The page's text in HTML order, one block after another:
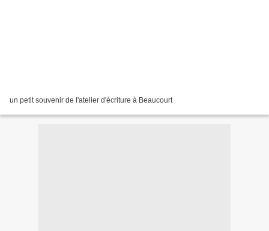
un petit souvenir de l'atelier d'écriture à Beaucourt